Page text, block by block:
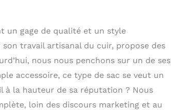
un gage de qualité et un style
travail artisanal du cuir, propose des
nous nous penchons sur un de ses
accessoire, ce type de sac se veut un
à la hauteur de sa réputation ? Nous
loin des discours marketing et au